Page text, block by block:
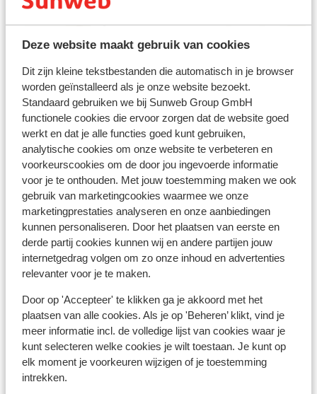
Deze website maakt gebruik van cookies
Dit zijn kleine tekstbestanden die automatisch in je browser
worden geïnstalleerd als je onze website bezoekt.
Standaard gebruiken we bij Sunweb Group GmbH
functionele cookies die ervoor zorgen dat de website goed
werkt en dat je alle functies goed kunt gebruiken,
analytische cookies om onze website te verbeteren en
voorkeurscookies om de door jou ingevoerde informatie
voor je te onthouden. Met jouw toestemming maken we ook
gebruik van marketingcookies waarmee we onze
marketingprestaties analyseren en onze aanbiedingen
kunnen personaliseren. Door het plaatsen van eerste en
derde partij cookies kunnen wij en andere partijen jouw
internetgedrag volgen om zo onze inhoud en advertenties
relevanter voor je te maken.
Door op 'Accepteer' te klikken ga je akkoord met het
plaatsen van alle cookies. Als je op 'Beheren’ klikt, vind je
meer informatie incl. de volledige lijst van cookies waar je
kunt selecteren welke cookies je wilt toestaan. Je kunt op
elk moment je voorkeuren wijzigen of je toestemming
intrekken.
À proximité
Dans le centre
Distance jusqu'aux pistes de ski environ 0 mètres
Distance jusqu'aux remontées mécaniques
environ 100 mètres
Distance aux magasins les plus proches environ 30
mètres
Distance à la supérette la plus proche environ 100
mètres
Distance au restaurant le plus proche environ 30
Forfait, cours et matériel de ski
Forfait